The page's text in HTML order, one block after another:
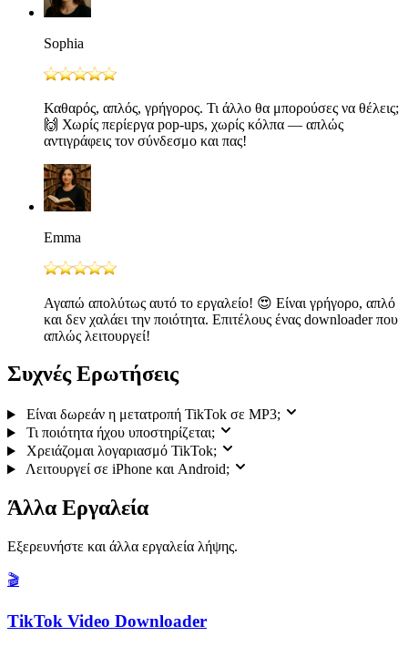
Sophia
Καθαρός, απλός, γρήγορος. Τι άλλο θα μπορούσες να θέλεις;
🙌 Χωρίς περίεργα pop-ups, χωρίς κόλπα — απλώς
αντιγράφεις τον σύνδεσμο και πας!
Emma
Αγαπώ απολύτως αυτό το εργαλείο! 😍 Είναι γρήγορο, απλό
και δεν χαλάει την ποιότητα. Επιτέλους ένας downloader που
απλώς λειτουργεί!
Συχνές Ερωτήσεις
Είναι δωρεάν η μετατροπή TikTok σε MP3;
Τι ποιότητα ήχου υποστηρίζεται;
Χρειάζομαι λογαριασμό TikTok;
Λειτουργεί σε iPhone και Android;
Άλλα Εργαλεία
Εξερευνήστε και άλλα εργαλεία λήψης.
🎬
TikTok Video Downloader